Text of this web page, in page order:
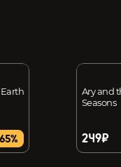
65%
Ary and
Seasons
249₽